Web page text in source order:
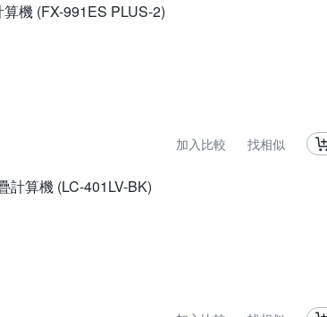
機 (FX-991ES PLUS-2)
加入比較 找相似
計算機 (LC-401LV-BK)